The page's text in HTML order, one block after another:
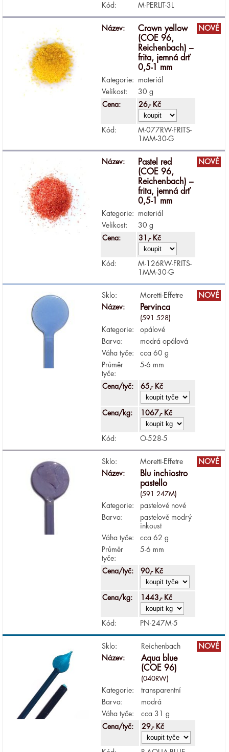
Kód: M-PERLIT-3L
NOVÉ
Název:
Crown yellow
(COE 96,
Reichenbach) –
frita, jemná drť
0,5-1 mm
Kategorie:
materiál
Velikost:
30 g
Cena:
26,- Kč
Kód:
M-077RW-FRITS-
1MM-30-G
NOVÉ
Název:
Pastel red
(COE 96,
Reichenbach) –
frita, jemná drť
0,5-1 mm
Kategorie:
materiál
Velikost:
30 g
Cena:
31,- Kč
Kód:
M-126RW-FRITS-
1MM-30-G
NOVÉ
Sklo:
Moretti-Effetre
Název:
Pervinca
(591 528)
Kategorie:
opálové
Barva:
modrá opálová
Váha tyče:
cca 60 g
Průměr
tyče:
5-6 mm
Cena/tyč: 65,- Kč
Cena/kg: 1067,- Kč
Kód: O-528-5
NOVÉ
Sklo:
Moretti-Effetre
Název:
Blu inchiostro
pastello
(591 247M)
Kategorie:
pastelové nové
Barva:
pastelově modrý
inkoust
Váha tyče:
cca 62 g
Průměr
tyče:
5-6 mm
Cena/tyč: 90,- Kč
Cena/kg: 1443,- Kč
Kód: PN-247M-5
NOVÉ
Sklo:
Reichenbach
Název:
Aqua blue
(COE 96)
(040RW)
Kategorie:
transparentní
Barva:
modrá
Váha tyče:
cca 31 g
Cena/tyč:
29,- Kč